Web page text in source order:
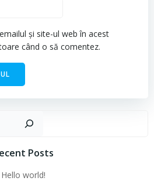
și site-ul web în acest
când o să comentez.
Posts
Hello world!